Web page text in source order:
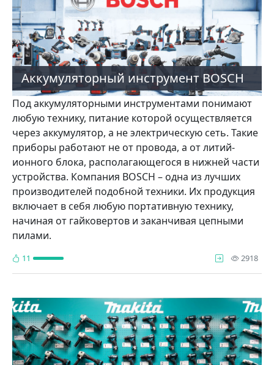
Аккумуляторный инструмент BOSCH
Под аккумуляторными инструментами понимают
любую технику, питание которой осуществляется
через аккумулятор, а не электрическую сеть. Такие
приборы работают не от провода, а от литий-
ионного блока, располагающегося в нижней части
устройства. Компания BOSCH – одна из лучших
производителей подобной техники. Их продукция
включает в себя любую портативную технику,
начиная от гайковертов и заканчивая цепными
пилами.
11 2918